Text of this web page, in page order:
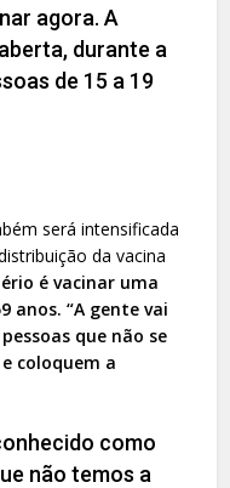
agora. A
durante a
de 15 a 19
será intensificada
da vacina
é vacinar uma
anos. “A gente vai
que não se
coloquem a
como
não temos a